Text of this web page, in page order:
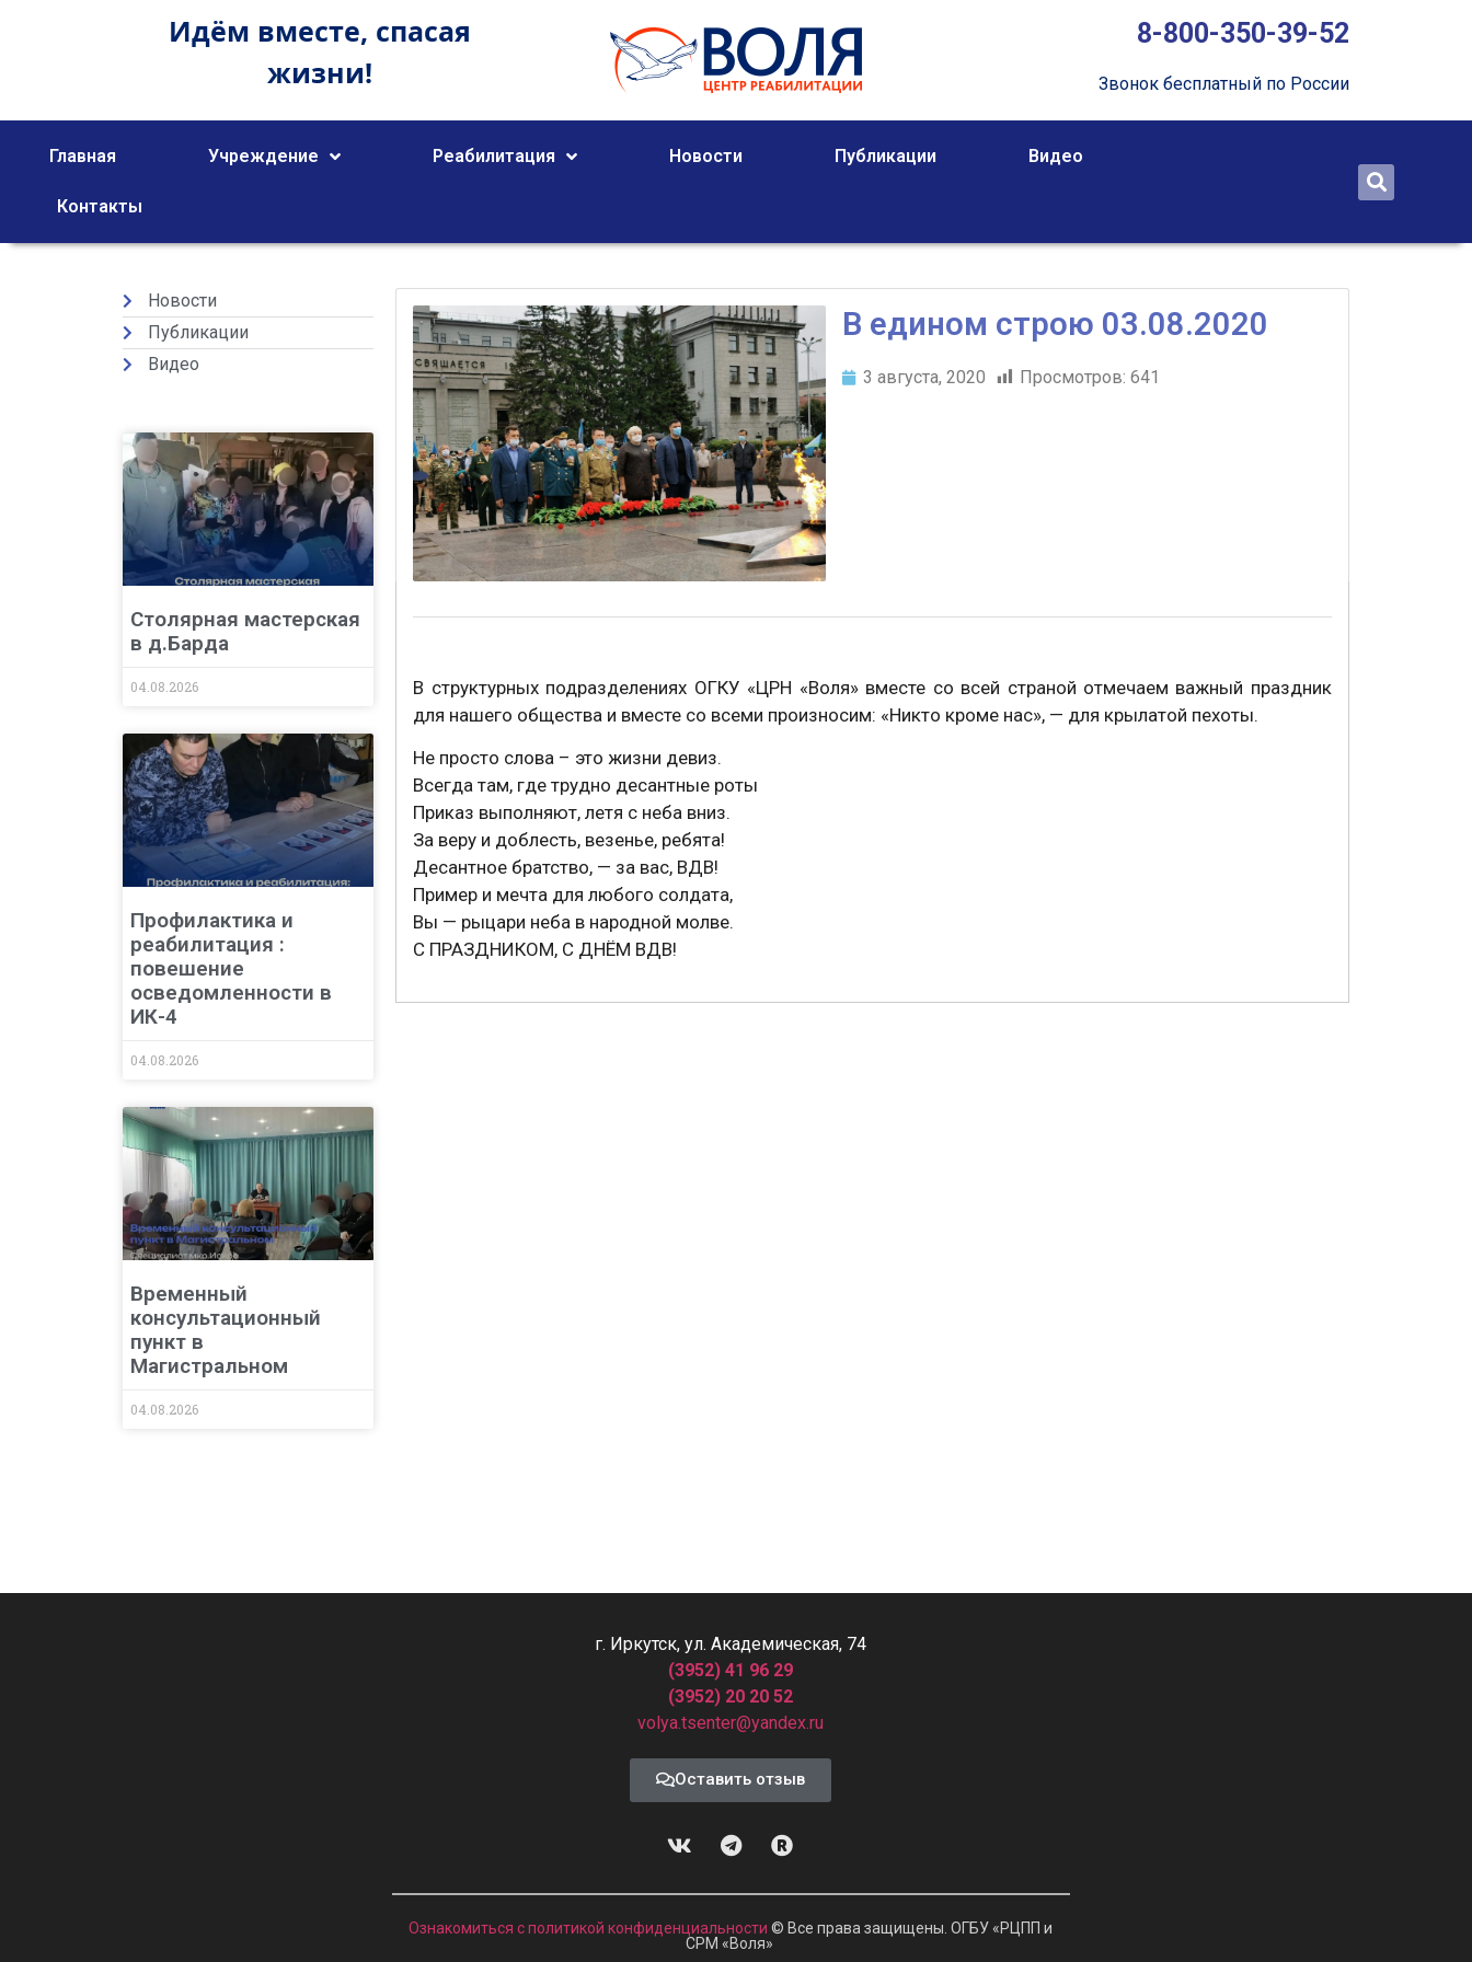
Идём вместе, спасая
жизни!
8-800-350-39-52
Звонок бесплатный по России
Главная Учреждение Реабилитация Новости Публикации Видео
Контакты
Новости
Публикации
Видео
Столярная мастерская
в д.Барда
04.08.2026
Профилактика и
реабилитация :
повешение
осведомленности в
ИК-4
04.08.2026
Временный
консультационный
пункт в
Магистральном
04.08.2026
В едином строю 03.08.2020
3 августа, 2020 Просмотров: 641
В структурных подразделениях ОГКУ «ЦРН «Воля» вместе со всей страной отмечаем важный праздник
для нашего общества и вместе со всеми произносим: «Никто кроме нас», — для крылатой пехоты.
Не просто слова – это жизни девиз.
Всегда там, где трудно десантные роты
Приказ выполняют, летя с неба вниз.
За веру и доблесть, везенье, ребята!
Десантное братство, — за вас, ВДВ!
Пример и мечта для любого солдата,
Вы — рыцари неба в народной молве.
С ПРАЗДНИКОМ, С ДНЁМ ВДВ!
г. Иркутск, ул. Академическая, 74
(3952) 41 96 29
(3952) 20 20 52
volya.tsenter@yandex.ru
Оставить отзыв
Ознакомиться с политикой конфиденциальности© Все права защищены. ОГБУ «РЦПП и
СРМ «Воля»